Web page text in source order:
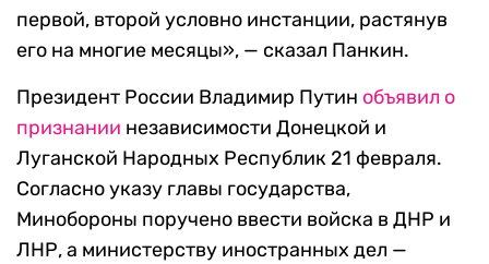
первой, второй условно инстанции, растянув
его на многие месяцы», — сказал Панкин.
Президент России Владимир Путин объявил о
признании независимости Донецкой и
Луганской Народных Республик 21 февраля.
Согласно указу главы государства,
Минобороны поручено ввести войска в ДНР и
ЛНР, а министерству иностранных дел —